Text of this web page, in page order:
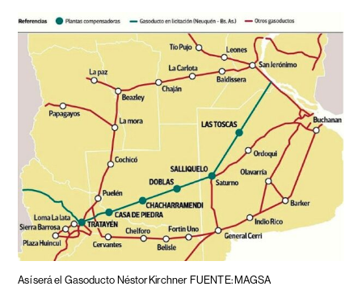
Así será el Gasoducto Néstor Kirchner FUENTE: MAGSA